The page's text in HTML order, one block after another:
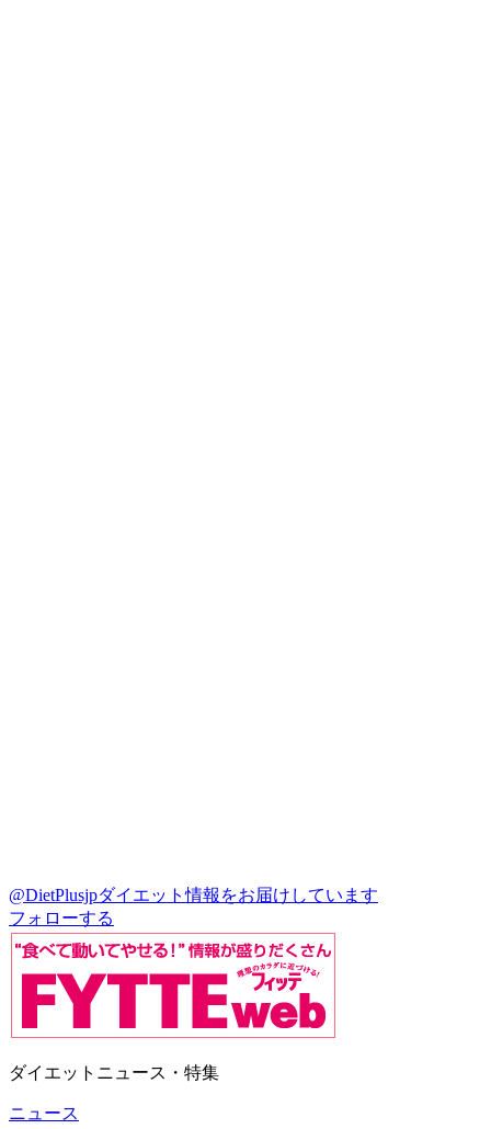
@DietPlusjpダイエット情報をお届けしています
フォローする
ダイエットニュース・特集
ニュース